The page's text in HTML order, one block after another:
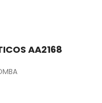
AA2168